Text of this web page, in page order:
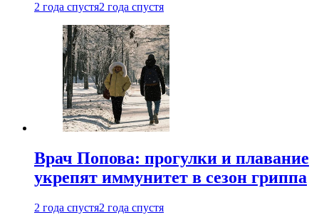
2 года спустя2 года спустя
Врач Попова: прогулки и плавание
укрепят иммунитет в сезон гриппа
2 года спустя2 года спустя